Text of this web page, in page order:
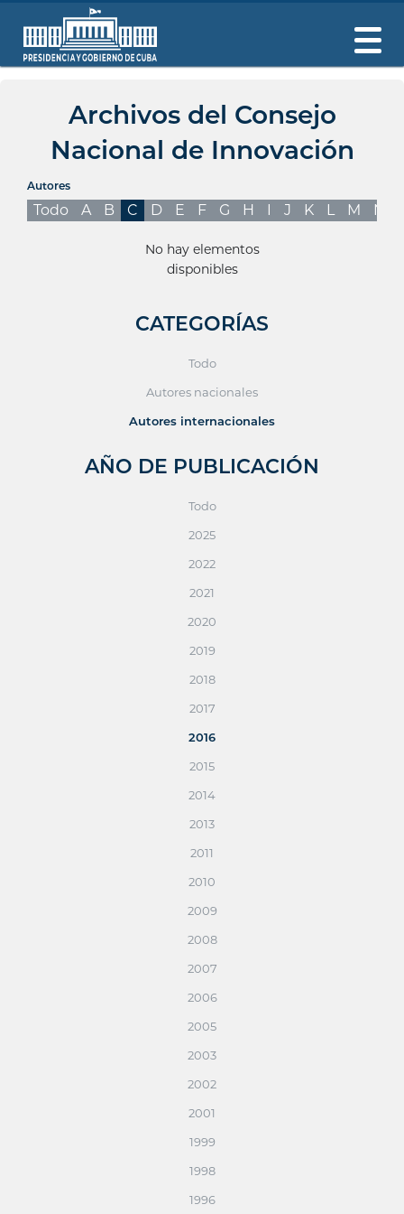
Archivos del Consejo
Nacional de Innovación
Autores
Todo A B C D E F G H I J K L M N
No hay elementos
disponibles
CATEGORÍAS
Todo
Autores nacionales
Autores internacionales
AÑO DE PUBLICACIÓN
Todo
2025
2022
2021
2020
2019
2018
2017
2016
2015
2014
2013
2011
2010
2009
2008
2007
2006
2005
2003
2002
2001
1999
1998
1996